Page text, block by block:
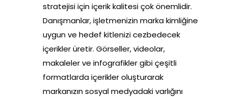
stratejisi için içerik kalitesi çok önemlidir.
Danışmanlar, işletmenizin marka kimliğine
uygun ve hedef kitlenizi cezbedecek
içerikler üretir. Görseller, videolar,
makaleler ve infografikler gibi çeşitli
formatlarda içerikler oluşturarak
markanızın sosyal medyadaki varlığını